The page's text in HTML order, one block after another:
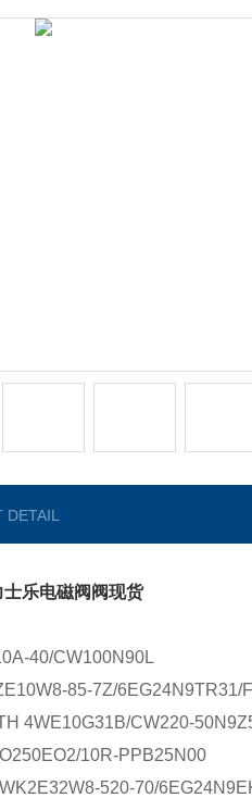
乐电磁阀阀现货
40/CW100N90L
85-7Z/6EG24N9TR31/
4WE10G31B/CW220-
10R-PPB25N00
520-70/